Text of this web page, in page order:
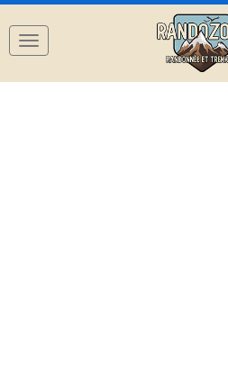
Navigation